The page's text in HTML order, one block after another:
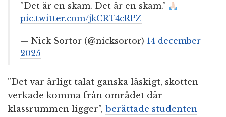
”Det är en skam. Det är en skam.”
pic.twitter.com/jkCRT4cRPZ
— Nick Sortor (@nicksortor) 14 december
2025
”Det var ärligt talat ganska läskigt, skotten
verkade komma från området där
klassrummen ligger”, berättade studenten